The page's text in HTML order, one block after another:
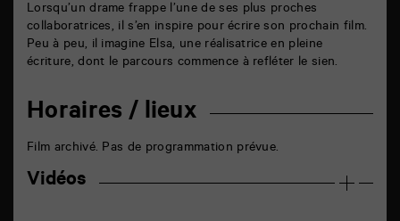
Lorsqu’un drame frappe l’une de ses plus proches
collaboratrices, il s’en inspire pour écrire son prochain film.
Peu à peu, il imagine Elsa, une réalisatrice en pleine
écriture, dont le parcours commence à refléter le sien.
Horaires / lieux
Film archivé. Pas de programmation prévue.
Vidéos